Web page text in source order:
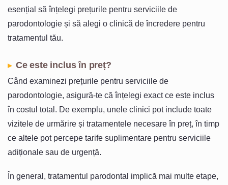
esențial să înțelegi prețurile pentru serviciile de
parodontologie și să alegi o clinică de încredere pentru
tratamentul tău.
Ce este inclus în preț?
Când examinezi prețurile pentru serviciile de
parodontologie, asigură-te că înțelegi exact ce este inclus
în costul total. De exemplu, unele clinici pot include toate
vizitele de urmărire și tratamentele necesare în preț, în timp
ce altele pot percepe tarife suplimentare pentru serviciile
adiționale sau de urgență.
În general, tratamentul parodontal implică mai multe etape,